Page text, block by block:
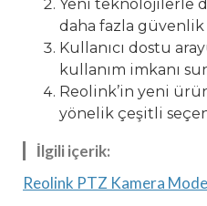
Yeni teknolojilerle
daha fazla güvenlik
Kullanıcı dostu
kullanım imkanı
Reolink’in yeni
yönelik çeşitli
İlgili içerik:
Reolink PTZ Kamera